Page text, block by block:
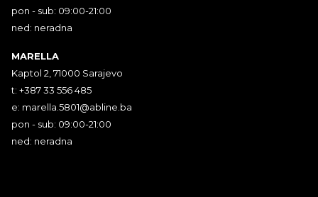
pon - sub: 09:00-21:00
ned: neradna
MARELLA
Kaptol 2, 71000 Sarajevo
t: +387 33 556 485
e: marella.5801@abline.ba
pon - sub: 09:00-21:00
ned: neradna